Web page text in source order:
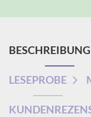
BESCHREIBUNG
LESEPROBE